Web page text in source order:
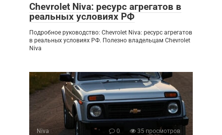
Chevrolet Niva: ресурс агрегатов в
реальных условиях РФ
Подробное руководство: Chevrolet Niva: ресурс агрегатов
в реальных условиях РФ. Полезно владельцам Chevrolet
Niva
Niva 0 35 просмотров